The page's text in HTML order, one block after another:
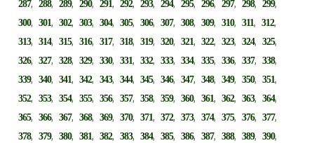
287,288,289,290,291,292,293,294,295,296,297,298,299,
300,301,302,303,304,305,306,307,308,309,310,311,312,
313,314,315,316,317,318,319,320,321,322,323,324,325,
326,327,328,329,330,331,332,333,334,335,336,337,338,
339,340,341,342,343,344,345,346,347,348,349,350,351,
352,353,354,355,356,357,358,359,360,361,362,363,364,
365,366,367,368,369,370,371,372,373,374,375,376,377,
378,379,380,381,382,383,384,385,386,387,388,389,390,